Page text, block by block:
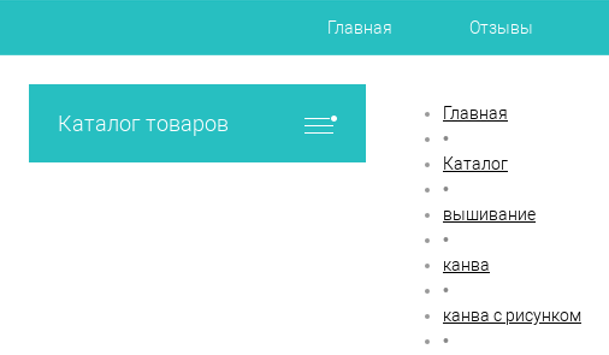
Главная Отзывы
Каталог товаров
Главная
•
Каталог
•
вышивание
•
канва
•
канва с рисунком
•